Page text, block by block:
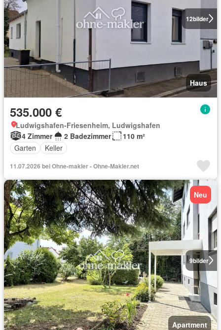
12bilder
Haus
535.000 €
Ludwigshafen-Friesenheim, Ludwigshafen
4 Zimmer
2 Badezimmer
110 m²
Garten
Keller
11.07.2026 bei Ohne-makler - Ohne-Makler.net
9bilder
Neu
Apartment